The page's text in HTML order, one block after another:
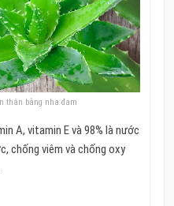
thân bằng nha đam
A, vitamin E và 98% là nước
chống viêm và chống oxy